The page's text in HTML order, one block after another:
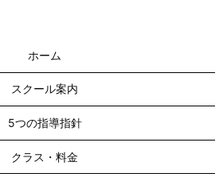
ホーム
スクール案内
5つの指導指針
クラス・料金